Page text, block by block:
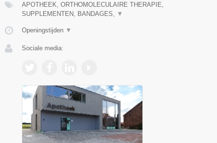
APOTHEEK, ORTHOMOLECULAIRE THERAPIE,
SUPPLEMENTEN, BANDAGES,
▼
Openingstijden ▼
Sociale media: